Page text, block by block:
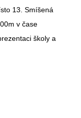
13. Smíšená
v čase
školy a